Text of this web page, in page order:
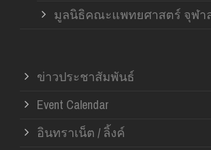
มูลนิธิคณะแพทยศาสตร์ จุฬา
ข่าวประชาสัมพันธ์
Event Calendar
อินทราเน็ต / ลิ้งค์